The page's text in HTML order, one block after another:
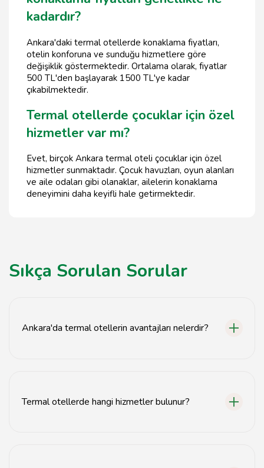
kadardır?
Ankara'daki termal otellerde konaklama fiyatları,
otelin konforuna ve sunduğu hizmetlere göre
değişiklik göstermektedir. Ortalama olarak, fiyatlar
500 TL'den başlayarak 1500 TL'ye kadar
çıkabilmektedir.
Termal otellerde çocuklar için özel
hizmetler var mı?
Evet, birçok Ankara termal oteli çocuklar için özel
hizmetler sunmaktadır. Çocuk havuzları, oyun alanları
ve aile odaları gibi olanaklar, ailelerin konaklama
deneyimini daha keyifli hale getirmektedir.
Sıkça Sorulan Sorular
Ankara'da termal otellerin avantajları nelerdir?
Termal otellerde hangi hizmetler bulunur?